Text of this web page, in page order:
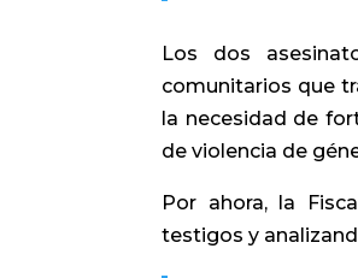
Los dos
comunitarios que
la necesidad de
de violencia de
Por ahora, la
testigos y